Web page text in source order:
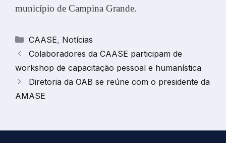
município de Campina Grande.
Categorias
CAASE, Notícias
Colaboradores da CAASE participam de
workshop de capacitação pessoal e humanística
Diretoria da OAB se reúne com o presidente da
AMASE